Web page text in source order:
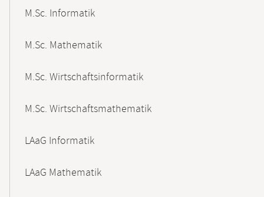
M.Sc. Informatik
M.Sc. Mathematik
M.Sc. Wirtschaftsinformatik
M.Sc. Wirtschaftsmathematik
LAaG Informatik
LAaG Mathematik